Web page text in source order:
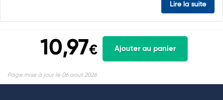
Lire la suite
10,97€ Ajouter au panier
Page mise à jour le 06 aout 2026